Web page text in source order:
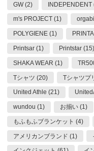
GW (2) INDEPENDENT
m's PROJECT (1)
POLYGIENE (1)
Printsar (1) Printstar (15)
SHAKA WEAR (1)
Tシャツ (20) Tシャツプ
United Athle (21)
wundou (1) お揃い (1)
もふもふブランケット (4)
アメリカンブランド (1)